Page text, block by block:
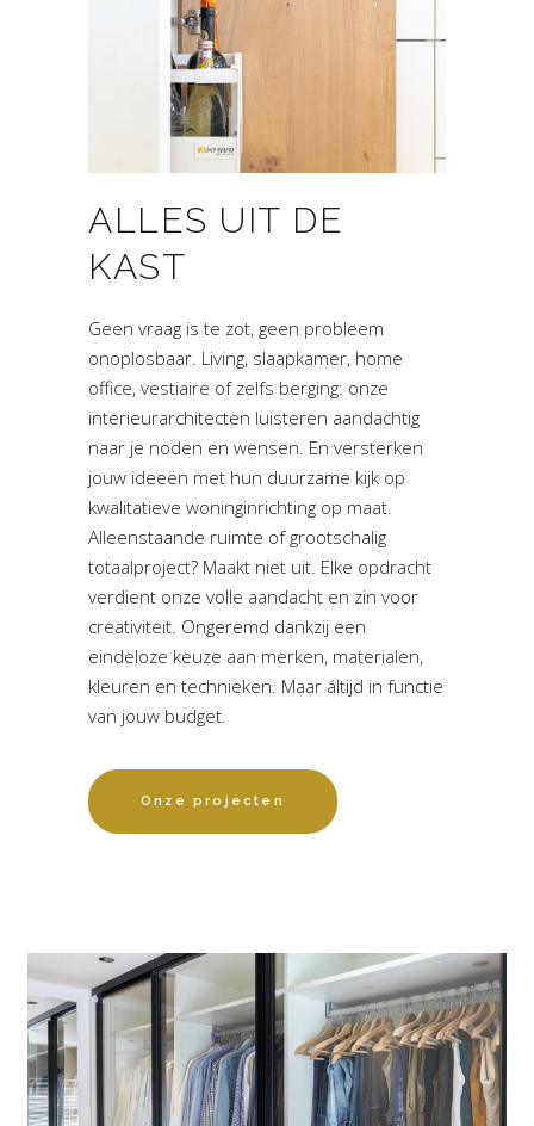
ALLES UIT DE
KAST
Geen vraag is te zot, geen probleem
onoplosbaar. Living, slaapkamer, home
office, vestiaire of zelfs berging: onze
interieurarchitecten luisteren aandachtig
naar je noden en wensen. En versterken
jouw ideeën met hun duurzame kijk op
kwalitatieve woninginrichting op maat.
Alleenstaande ruimte of grootschalig
totaalproject? Maakt niet uit. Elke opdracht
verdient onze volle aandacht en zin voor
creativiteit. Ongeremd dankzij een
eindeloze keuze aan merken, materialen,
kleuren en technieken. Maar áltijd in functie
van jouw budget.
Onze projecten